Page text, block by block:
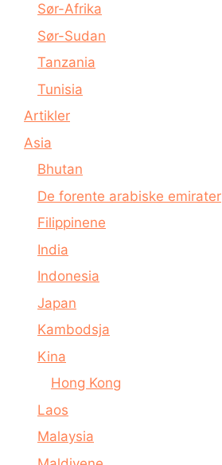
Sør-Afrika
Sør-Sudan
Tanzania
Tunisia
Artikler
Asia
Bhutan
De forente arabiske emirater
Filippinene
India
Indonesia
Japan
Kambodsja
Kina
Hong Kong
Laos
Malaysia